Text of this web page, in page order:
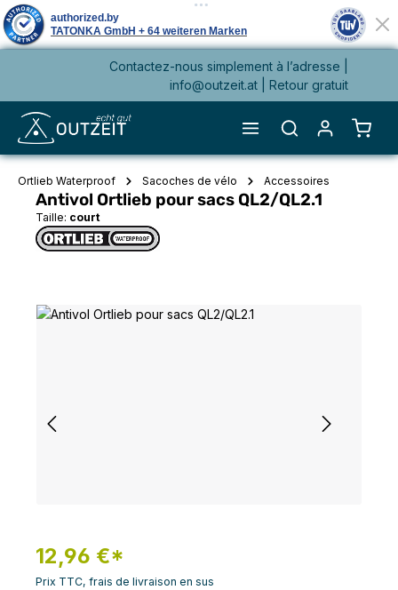
Contactez-nous simplement à l’adresse |
info@outzeit.at
| Retour gratuit
Le
Ortlieb Waterproof Sacoches de vélo Accessoires
Antivol Ortlieb pour sacs QL2/QL2.1
Taille: court
Ignorer la galerie d'images
12,96 €*
Prix TTC, frais de livraison en sus